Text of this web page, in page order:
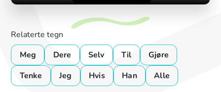
Relaterte tegn
Meg
Dere Selv Til
Gjøre
Tenke
Jeg Hvis Han Alle